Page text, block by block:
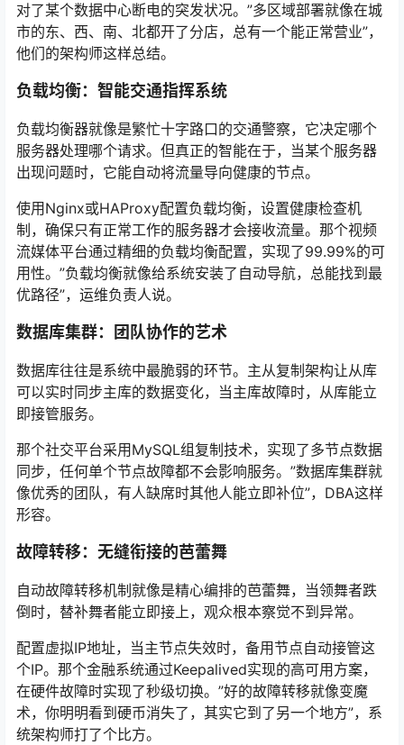
对了某个数据中心断电的突发状况。”多区域部署就像在城
市的东、西、南、北都开了分店，总有一个能正常营业”，
他们的架构师这样总结。
负载均衡：智能交通指挥系统
负载均衡器就像是繁忙十字路口的交通警察，它决定哪个
服务器处理哪个请求。但真正的智能在于，当某个服务器
出现问题时，它能自动将流量导向健康的节点。
使用Nginx或HAProxy配置负载均衡，设置健康检查机
制，确保只有正常工作的服务器才会接收流量。那个视频
流媒体平台通过精细的负载均衡配置，实现了99.99%的可
用性。”负载均衡就像给系统安装了自动导航，总能找到最
优路径”，运维负责人说。
数据库集群：团队协作的艺术
数据库往往是系统中最脆弱的环节。主从复制架构让从库
可以实时同步主库的数据变化，当主库故障时，从库能立
即接管服务。
那个社交平台采用MySQL组复制技术，实现了多节点数据
同步，任何单个节点故障都不会影响服务。”数据库集群就
像优秀的团队，有人缺席时其他人能立即补位”，DBA这样
形容。
故障转移：无缝衔接的芭蕾舞
自动故障转移机制就像是精心编排的芭蕾舞，当领舞者跌
倒时，替补舞者能立即接上，观众根本察觉不到异常。
配置虚拟IP地址，当主节点失效时，备用节点自动接管这
个IP。那个金融系统通过Keepalived实现的高可用方案，
在硬件故障时实现了秒级切换。”好的故障转移就像变魔
术，你明明看到硬币消失了，其实它到了另一个地方”，系
统架构师打了个比方。